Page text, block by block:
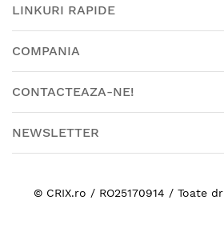
LINKURI RAPIDE
COMPANIA
CONTACTEAZA-NE!
NEWSLETTER
© CRIX.ro / RO25170914 / Toate